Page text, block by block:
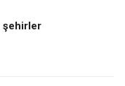
şehirler